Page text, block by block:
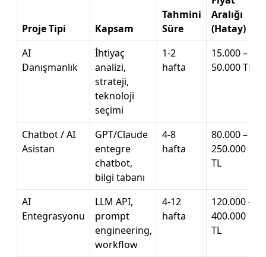
Proje Tipi Kapsam
Tahmini
Süre
Aralığı
(Hatay)
AI
Danışmanlık
İhtiyaç
analizi,
strateji,
teknoloji
seçimi
1-2
hafta
15.000 –
50.000 TL
Chatbot / AI
Asistan
GPT/Claude
entegre
chatbot,
bilgi tabanı
4-8
hafta
80.000 –
250.000
TL
AI
Entegrasyonu
LLM API,
prompt
engineering,
workflow
4-12
hafta
120.000 –
400.000
TL